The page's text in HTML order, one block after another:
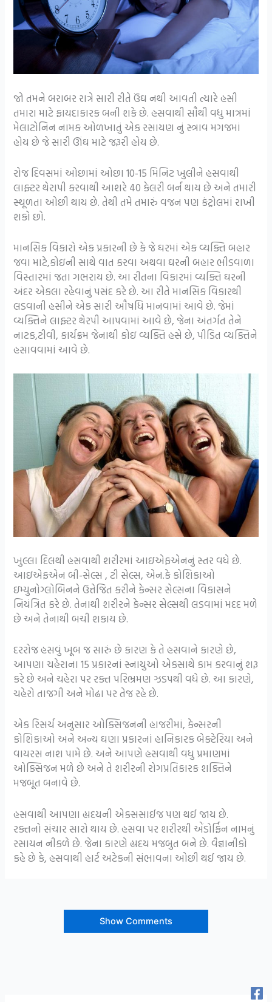
જો તમને બરાબર રાત્રે સારી રીતે ઉંઘ નથી આવતી ત્યારે હસી
તમારા માટે ફાયદાકારક બની શકે છે. હસવાથી સૌથી વધુ માત્રમાં
મેલાટોનિન નામક ઓળખાતું એક રસાયણ નું સ્ત્રાવ મગજમાં
હોય છે જે સારી ઊંઘ માટે જરૂરી હોય છે.
રોજ દિવસમાં ઓછામાં ઓછા 10-15 મિનિટ ખુલીને હસવાથી
લાફ્ટર થેરાપી કરવાથી આશરે 40 કેલરી બર્ન થાય છે અને તમારી
સ્થૂળતા ઓછી થાય છે. તેથી તમે તમારું વજન પણ કંટ્રોલમાં રાખી
શકો છો.
માનસિક વિકારો એક પ્રકારની છે કે જે ઘરમાં એક વ્યક્તિ બહાર
જવા માટે,કોઇની સાથે વાત કરવા અથવા ઘરની બહાર ભીડવાળા
વિસ્તારમાં જતા ગભરાય છે. આ રીતના વિકારમાં વ્યક્તિ ઘરની
અંદર એકલા રહેવાનું પસંદ કરે છે. આ રીતે માનસિક વિકારથી
લડવાની હસીને એક સારી ઔષધિ માનવામાં આવે છે. જેમાં
વ્યક્તિને લાફ્ટર થેરપી આપવામાં આવે છે, જેના અંતર્ગત તેને
નાટક,ટીવી, કાર્યક્રમ જેનાથી કોઇ વ્યક્તિ હસે છે, પીડિત વ્યક્તિને
હસાવવામાં આવે છે.
ખુલ્લા દિલથી હસવાથી શરીરમાં આઇએફએનનું સ્તર વધે છે.
આઇએફએન બી-સેલ્સ , ટી સેલ્સ, એન.કે કોશિકાઓ
ઇમ્યુનોગ્લોબિનને ઉત્તેજિત કરીને કેન્સર સેલ્સના વિકાસને
નિયંત્રિત કરે છે. તેનાથી શરીરને કેન્સર સેલ્સથી લડવામાં મદદ મળે
છે અને તેનાથી બચી શકાય છે.
દરરોજ હસવું ખૂબ જ સારું છે કારણ કે તે હસવાને કારણે છે,
આપણા ચહેરાના 15 પ્રકારનાં સ્નાયુઓ એકસાથે કામ કરવાનું શરૂ
કરે છે અને ચહેરા પર રક્ત પરિભ્રમણ ઝડપથી વધે છે. આ કારણે,
ચહેરો તાજગી અને મોઢા પર તેજ રહે છે.
એક રિસર્ચ અનુસાર ઓક્સિજનની હાજરીમાં, કેન્સરની
કોશિકાઓ અને અન્ય ઘણા પ્રકારનાં હાનિકારક બેક્ટેરિયા અને
વાયરસ નાશ પામે છે. અને આપણે હસવાથી વધુ પ્રમાણમાં
ઓક્સિજન મળે છે અને તે શરીરની રોગપ્રતિકારક શક્તિને
મજબૂત બનાવે છે.
હસવાથી આપણા હ્યદયની એક્સસાઈજ પણ થઈ જાય છે.
રક્તનો સંચાર સારો થાય છે. હસવા પર શરીરથી એંડોર્ફિન નામનું
રસાયન નીકળે છે. જેના કારણે હ્યદય મજબુત બને છે. વૈજ્ઞાનીકો
કહે છે કે, હસવાથી હાર્ટ અટેકની સંભાવના ઓછી થઈ જાય છે.
Show Comments